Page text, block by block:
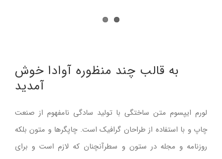
به قالب چند منظوره آوادا خوش
آمدید
لورم ایپسوم متن ساختگی با تولید سادگی نامفهوم از صنعت
چاپ و با استفاده از طراحان گرافیک است. چاپگرها و متون بلکه
روزنامه و مجله در ستون و سطرآنچنان که لازم است و برای